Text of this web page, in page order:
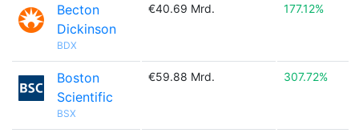
Becton
Dickinson
BDX
€40.69 Mrd. 177.12%
Boston
Scientific
BSX
€59.88 Mrd. 307.72%